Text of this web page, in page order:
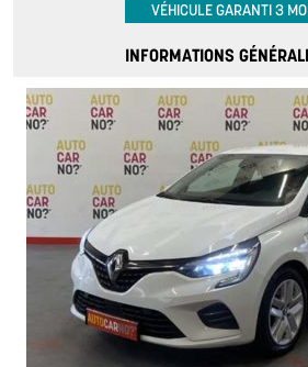
VÉHICULE GARANTI 3
INFORMATIONS